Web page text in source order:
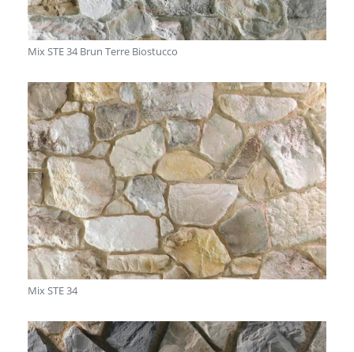
Mix STE 34 Brun Terre Biostucco
Mix STE 34